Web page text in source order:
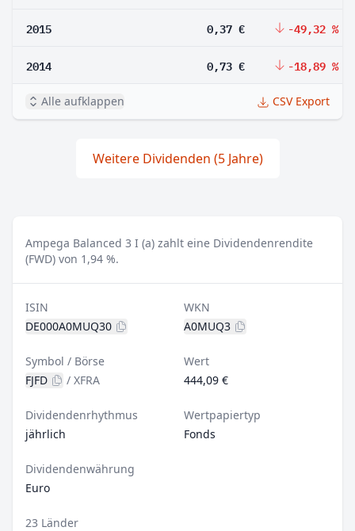
2015 0,37 € -49,32 %
2014 0,73 € -18,89 %
Alle aufklappen CSV Export
Weitere Dividenden (5 Jahre)
Ampega Balanced 3 I (a) zahlt eine Dividendenrendite
(FWD) von 1,94 %.
ISIN
DE000A0MUQ30
WKN
A0MUQ3
Symbol / Börse
FJFD
/ XFRA
Wert
444,09 €
Dividendenrhythmus
jährlich
Wertpapiertyp
Fonds
Dividendenwährung
Euro
23 Länder